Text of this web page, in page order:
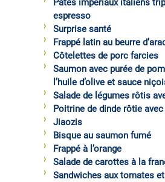
Pâtés impériaux italiens
espresso
Surprise santé
Frappé latin au beurre
Côtelettes de porc farcies
Saumon avec purée de
l’huile d’olive et sauce
Salade de légumes rôtis
Poitrine de dinde rôtie
Jiaozis
Bisque au saumon fumé
Frappé à l’orange
Salade de carottes à la
Sandwiches aux tomates